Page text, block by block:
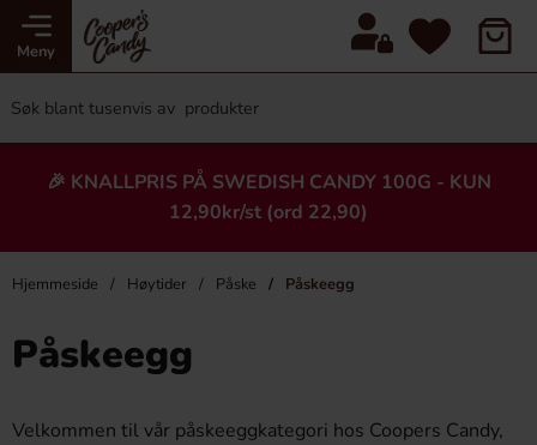
Meny
🎉 KNALLPRIS PÅ SWEDISH CANDY 100G - KUN
12,90kr/st (ord 22,90)
Hjemmeside Høytider Påske Påskeegg
Påskeegg
Velkommen til vår påskeeggkategori hos Coopers Candy,